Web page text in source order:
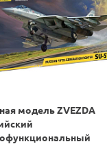
модель ZVEZDA